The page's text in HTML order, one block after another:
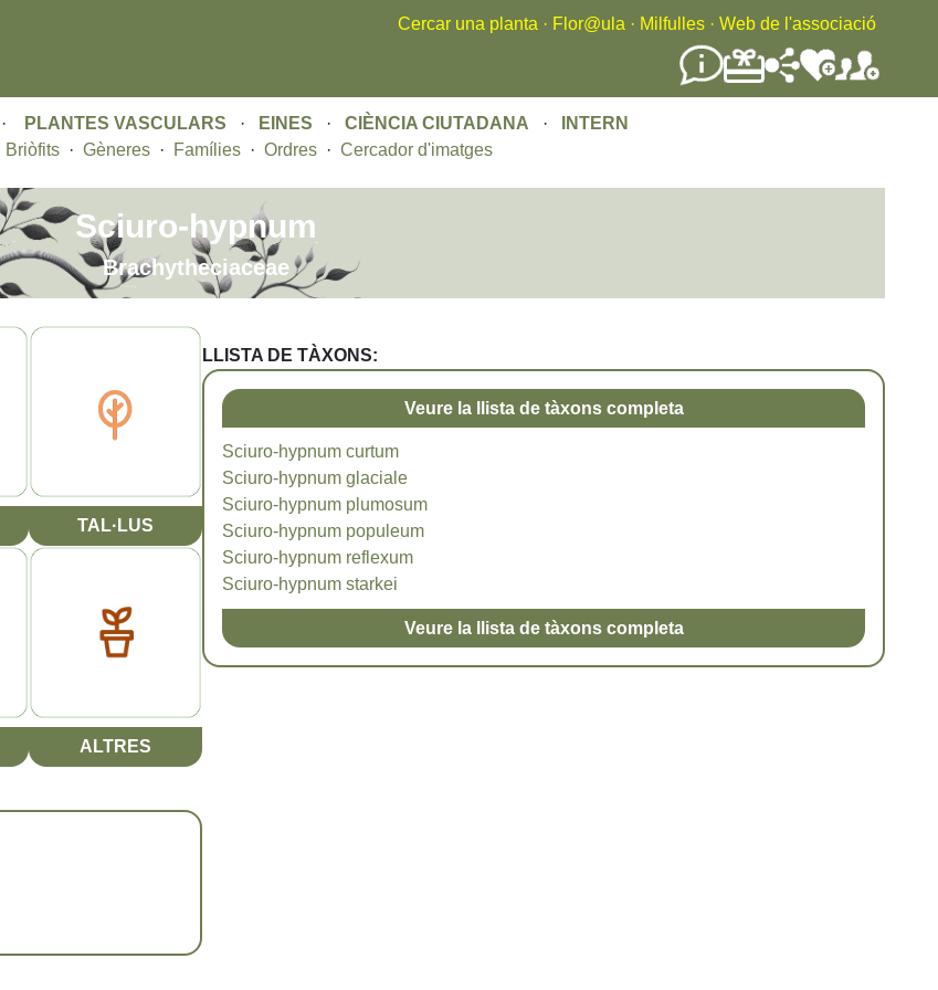
Cercar una planta · Flor@ula · Milfulles · Web de l'associació
· PLANTES VASCULARS · EINES · CIÈNCIA CIUTADANA ·
INTERN
Briòfits · Gèneres · Famílies · Ordres · Cercador d'imatges
Sciuro-hypnum
Brachytheciaceae
TAL·LUS
ALTRES
LLISTA DE TÀXONS:
Veure la llista de tàxons completa
Sciuro-hypnum curtum
Sciuro-hypnum glaciale
Sciuro-hypnum plumosum
Sciuro-hypnum populeum
Sciuro-hypnum reflexum
Sciuro-hypnum starkei
Veure la llista de tàxons completa